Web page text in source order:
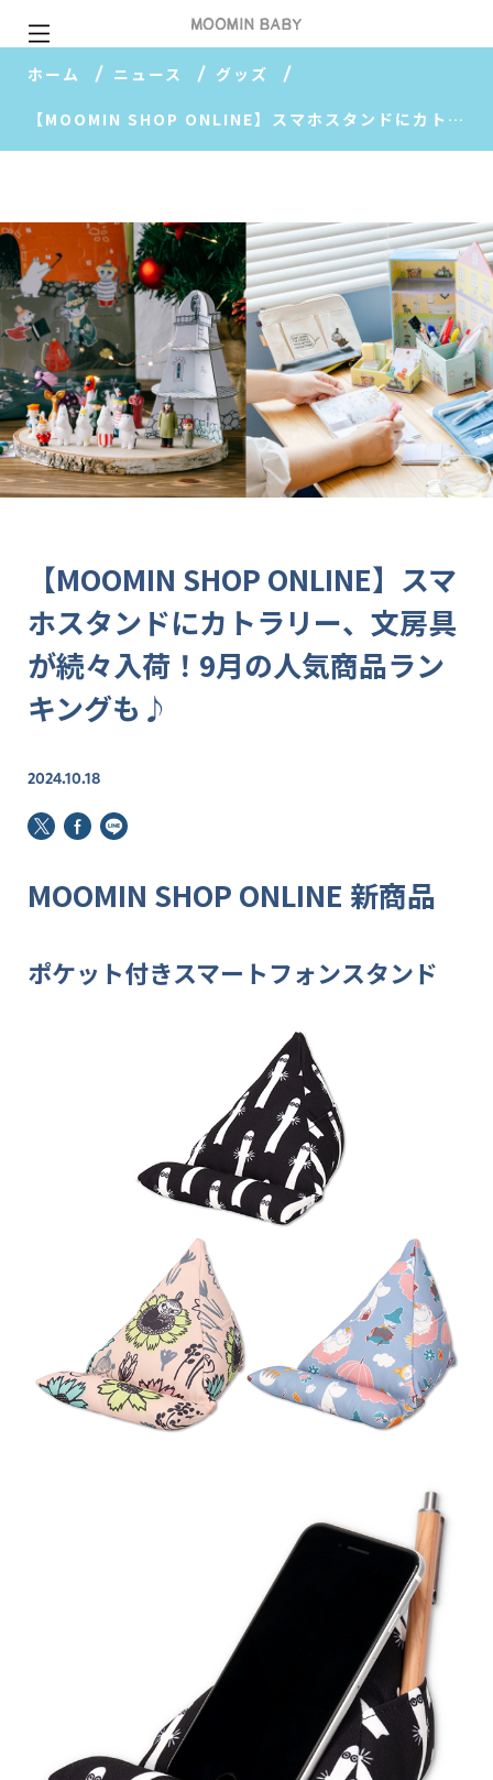
ホーム ニュース グッズ
【MOOMIN SHOP ONLINE】スマホスタンドにカトラリー、文房具が続々入荷！9月の人気商品ランキングも♪
【MOOMIN SHOP ONLINE】スマ
ホスタンドにカトラリー、文房具
が続々入荷！9月の人気商品ラン
キングも♪
2024.10.18
MOOMIN SHOP ONLINE 新商品
ポケット付きスマートフォンスタンド